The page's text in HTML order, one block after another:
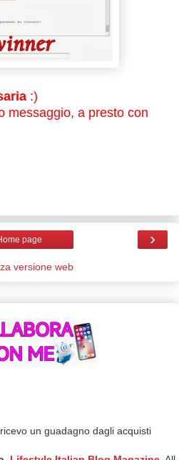
:)
messaggio, a presto con
›
page
versione web
un guadagno dagli acquisti